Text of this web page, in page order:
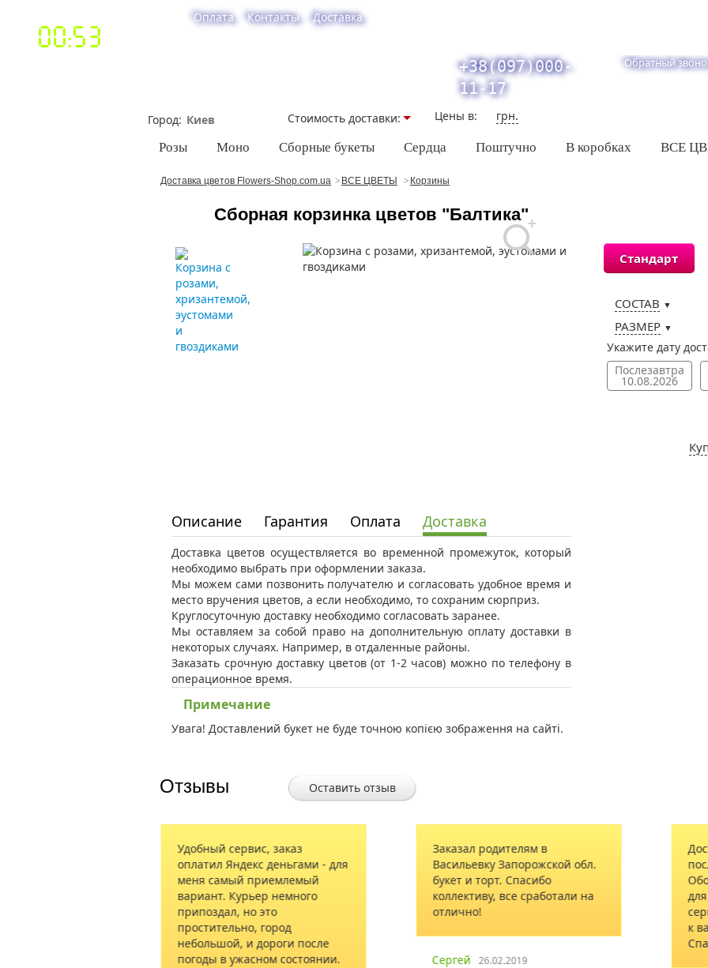
00:53
Оплата Контакты Доставка
+38(097)000-
11-17
Обратный
Город Стоимость доставки: Цены в: грн.
Розы Моно Сборные букеты Сердца Поштучно В коробках ВСЕ
Доставка цветов Flowers-Shop.com.ua ВСЕ ЦВЕТЫ Корзины
Сборная корзинка цветов "Балтика"
Описание Гарантия Оплата Доставка
Доставка цветов осуществляется во временной промежуток, который
необходимо выбрать при оформлении заказа.
Мы можем сами позвонить получателю и согласовать удобное время и
место вручения цветов, а если необходимо, то сохраним сюрприз.
Круглосуточную доставку необходимо согласовать заранее.
Мы оставляем за собой право на дополнительную оплату доставки в
некоторых случаях. Например, в отдаленные районы.
Заказать срочную доставку цветов (от 1-2 часов) можно по телефону в
операционное время.
Примечание
Увага! Доставлений букет не буде точною копією зображення на сайті.
Стандарт
СОСТАВ ▼
РАЗМЕР ▼
Укажите дату
Послезавтра
10.08.2026
Отзывы Оставить отзыв
Заказал родителям в
Васильевку Запорожской обл.
букет и торт. Спасибо
коллективу, все сработали на
отлично!
Сергей 26.02.2019
Доставили цветы через 2 часа
после оплаты, как и обещали.
Обо всем проинформировали -
для меня это показатель
сервиса! Обязательно вернусь